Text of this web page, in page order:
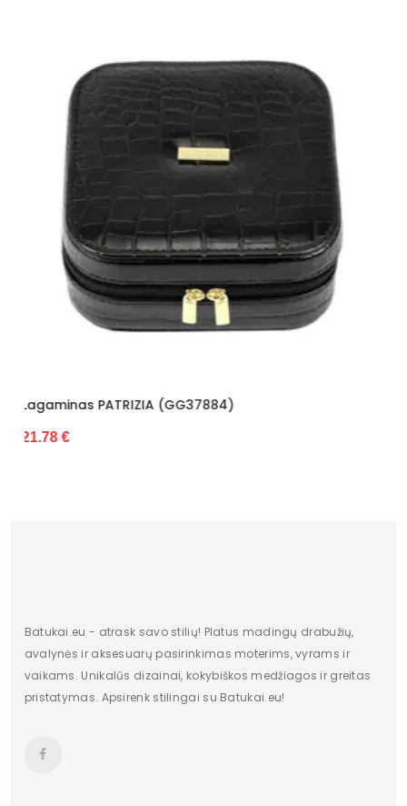
L
Minkštas
Svoris
Lagaminas PATRIZIA (GG37890)
Batukai.eu - atrask savo stilių! Platus madingų drabužių,
avalynės ir aksesuarų pasirinkimas moterims, vyrams ir
vaikams. Unikalūs dizainai, kokybiškos medžiagos ir greitas
pristatymas. Apsirenk stilingai su Batukai.eu!